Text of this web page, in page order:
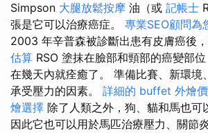
Simpson 大腿放鬆按摩 油（或 記帳士
張是它可以治療癌症。 專業SEO顧問為
2003 年辛普森被診斷出患有皮膚癌後
估算 RSO 塗抹在臉部和頸部的癌變部
在幾天內就痊癒了。 準備比賽、新環境
承受壓力的因素。 詳細的 buffet 外燴
燴選擇 除了人類之外，狗、貓和馬也可
因此它也可以用於馬匹治療壓力、關節